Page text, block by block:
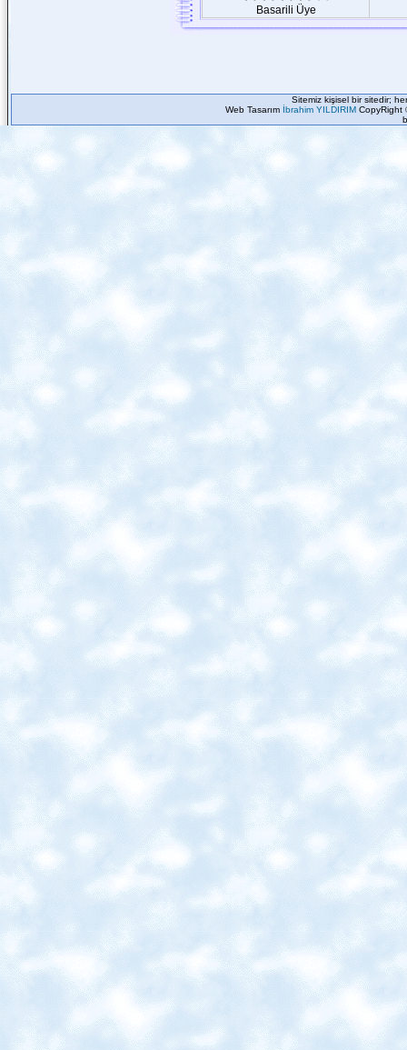
Basarili Üye
Sitemiz kişisel bir sitedir;
Web Tasarım İbrahim YILDIRIM CopyRight